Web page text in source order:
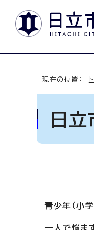
現在の位置：
日
青少年（小
一人で悩ま